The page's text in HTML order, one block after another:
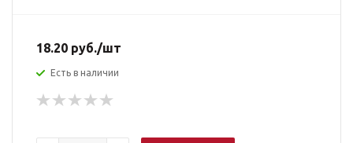
18.20 руб./шт
Есть в наличии